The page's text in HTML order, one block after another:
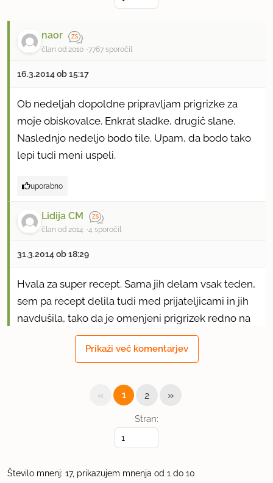
naor
član od 2010 7767 sporočil
16.3.2014 ob 15:17
Ob nedeljah dopoldne pripravljam prigrizke za
moje obiskovalce. Enkrat sladke, drugič slane.
Naslednjo nedeljo bodo tile. Upam, da bodo tako
lepi tudi meni uspeli.
uporabno
Lidija CM
član od 2014 4 sporočil
31.3.2014 ob 18:29
Hvala za super recept. Sama jih delam vsak teden,
sem pa recept delila tudi med prijateljicami in jih
navdušila, tako da je omenjeni prigrizek redno na
moji in njihovih mizah.
Prikaži več komentarjev
Stran:
« 1 2 »
Število mnenj: 17, prikazujem mnenja od 1 do 10